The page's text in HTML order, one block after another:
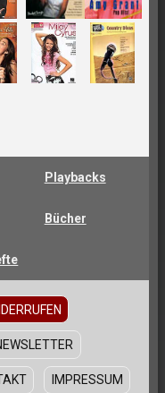
Playbacks
Bücher
IMPRESSUM